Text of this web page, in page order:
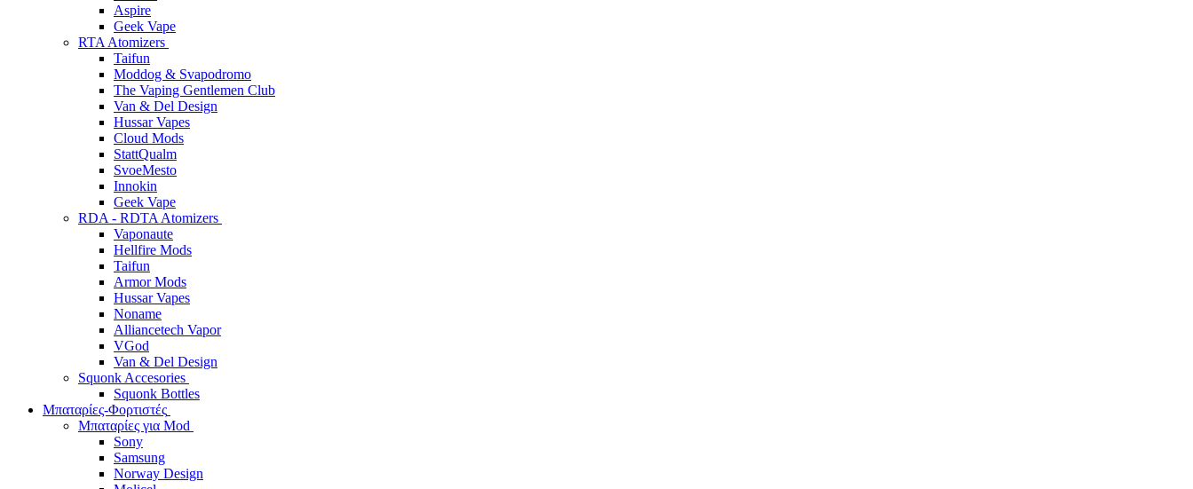
Aspire
Geek Vape
RTA Atomizers
Taifun
Moddog & Svapodromo
The Vaping Gentlemen Club
Van & Del Design
Hussar Vapes
Cloud Mods
StattQualm
SvoeMesto
Innokin
Geek Vape
RDA - RDTA Atomizers
Vaponaute
Hellfire Mods
Taifun
Armor Mods
Hussar Vapes
Noname
Alliancetech Vapor
VGod
Van & Del Design
Squonk Accesories
Squonk Bottles
Μπαταρίες-Φορτιστές
Μπαταρίες για Mod
Sony
Samsung
Norway Design